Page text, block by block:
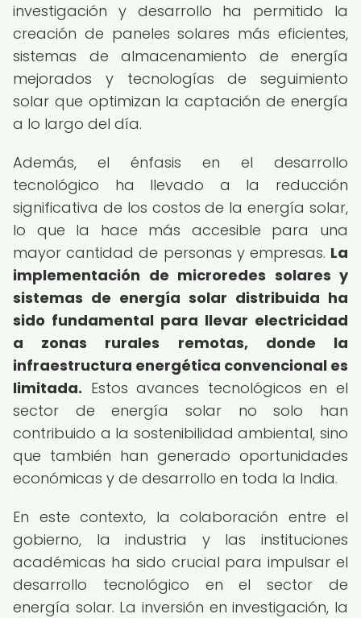
investigación y desarrollo ha permitido la
creación de paneles solares más eficientes,
sistemas de almacenamiento de energía
mejorados y tecnologías de seguimiento
solar que optimizan la captación de energía
a lo largo del día.
Además, el énfasis en el desarrollo
tecnológico ha llevado a la reducción
significativa de los costos de la energía solar,
lo que la hace más accesible para una
mayor cantidad de personas y empresas. La
implementación de microredes solares y
sistemas de energía solar distribuida ha
sido fundamental para llevar electricidad
a zonas rurales remotas, donde la
infraestructura energética convencional es
limitada. Estos avances tecnológicos en el
sector de energía solar no solo han
contribuido a la sostenibilidad ambiental, sino
que también han generado oportunidades
económicas y de desarrollo en toda la India.
En este contexto, la colaboración entre el
gobierno, la industria y las instituciones
académicas ha sido crucial para impulsar el
desarrollo tecnológico en el sector de
energía solar. La inversión en investigación, la